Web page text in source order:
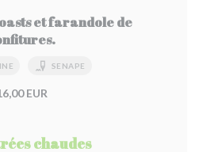
et farandole de
SENAPE
EUR
chaudes